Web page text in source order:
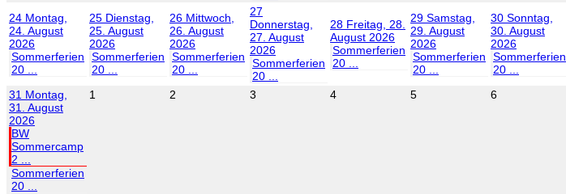
24 Montag,
24. August
2026
Sommerferien
20 ...
25 Dienstag,
25. August
2026
Sommerferien
20 ...
26 Mittwoch,
26. August
2026
Sommerferien
20 ...
27
Donnerstag,
27. August
2026
Sommerferien
20 ...
28 Freitag, 28.
August 2026
Sommerferien
20 ...
29 Samstag,
29. August
2026
Sommerferien
20 ...
30 Sonntag,
30. August
2026
Sommerferien
20 ...
31 Montag,
31. August
2026
BW
Sommercamp
2 ...
Sommerferien
20 ...
1 2 3 4 5 6